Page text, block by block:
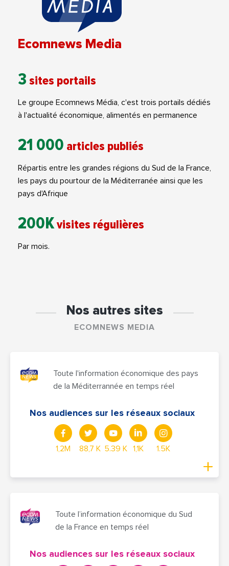
Ecomnews Media
3 sites portails
Le groupe Ecomnews Média, c'est trois portails dédiés
à l'actualité économique, alimentés en permanence
21 000 articles publiés
Répartis entre les grandes régions du Sud de la France,
les pays du pourtour de la Méditerranée ainsi que les
pays d'Afrique
200Kvisites régulières
Par mois.
Nos autres sites
ECOMNEWS MEDIA
Toute l'information économique des pays
de la Méditerrannée en temps réel
Nos audiences sur les réseaux sociaux
1,2M 88,7 K 5.39 K 1,1K 1.5K
Toute l’information économique du Sud
de la France en temps réel
Nos audiences sur les réseaux sociaux